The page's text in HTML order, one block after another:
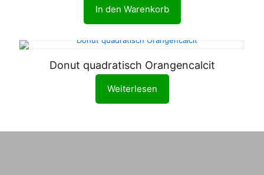
In den Warenkorb
Donut quadratisch Orangencalcit
Weiterlesen